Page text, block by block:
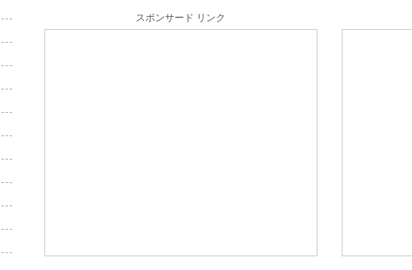
スポンサード リンク